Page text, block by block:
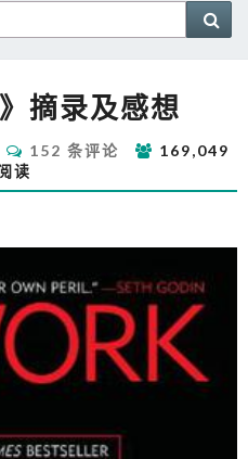
摘
及
感
摘录及感想
评
论
152 条评论
169,049
读